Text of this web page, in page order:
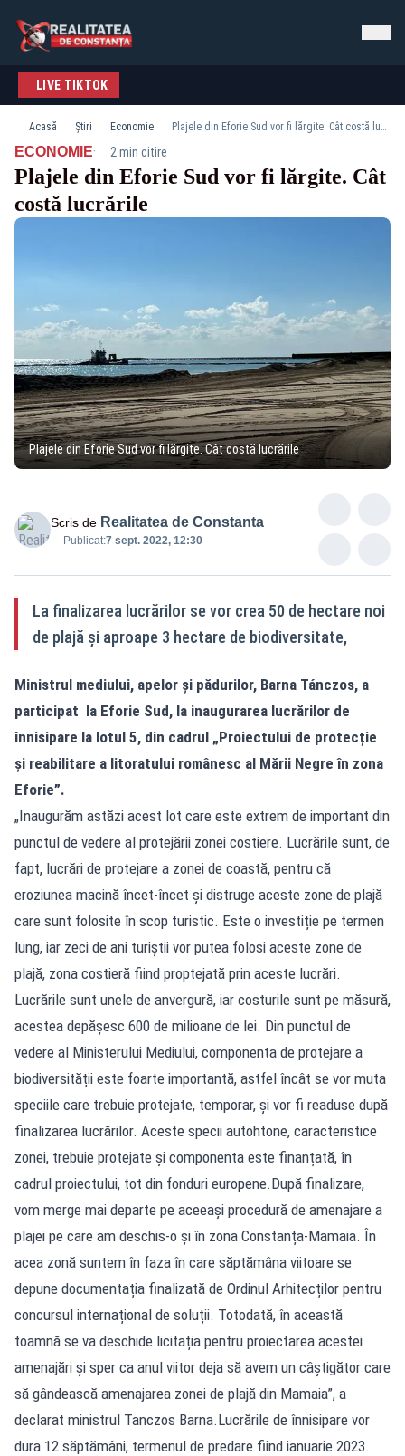
LIVE TIKTOK
Acasă Știri Economie Plajele din Eforie Sud vor fi lărgite. Cât costă lucrările
ECONOMIE· 2 min citire
Plajele din Eforie Sud vor fi lărgite. Cât
costă lucrările
Plajele din Eforie Sud vor fi lărgite. Cât costă lucrările
Scris de Realitatea de Constanta
Publicat:7 sept. 2022, 12:30
La finalizarea lucrărilor se vor crea 50 de hectare noi
de plajă și aproape 3 hectare de biodiversitate,
Ministrul mediului, apelor și pădurilor, Barna Tánczos, a
participat la Eforie Sud, la inaugurarea lucrărilor de
înnisipare la lotul 5, din cadrul „Proiectului de protecție
și reabilitare a litoratului românesc al Mării Negre în zona
Eforie”.
„Inaugurăm astăzi acest lot care este extrem de important din
punctul de vedere al protejării zonei costiere. Lucrările sunt, de
fapt, lucrări de protejare a zonei de coastă, pentru că
eroziunea macină încet-încet și distruge aceste zone de plajă
care sunt folosite în scop turistic. Este o investiție pe termen
lung, iar zeci de ani turiștii vor putea folosi aceste zone de
plajă, zona costieră fiind proptejată prin aceste lucrări.
Lucrările sunt unele de anvergură, iar costurile sunt pe măsură,
acestea depășesc 600 de milioane de lei. Din punctul de
vedere al Ministerului Mediului, componenta de protejare a
biodiversității este foarte importantă, astfel încât se vor muta
speciile care trebuie protejate, temporar, și vor fi readuse după
finalizarea lucrărilor. Aceste specii autohtone, caracteristice
zonei, trebuie protejate și componenta este finanțată, în
cadrul proiectului, tot din fonduri europene.După finalizare,
vom merge mai departe pe aceeași procedură de amenajare a
plajei pe care am deschis-o și în zona Constanța-Mamaia. În
acea zonă suntem în faza în care săptămâna viitoare se
depune documentația finalizată de Ordinul Arhitecților pentru
concursul internațional de soluții. Totodată, în această
toamnă se va deschide licitația pentru proiectarea acestei
amenajări și sper ca anul viitor deja să avem un câștigător care
să gândească amenajarea zonei de plajă din Mamaia”, a
declarat ministrul Tanczos Barna.Lucrările de înnisipare vor
dura 12 săptămâni, termenul de predare fiind ianuarie 2023.